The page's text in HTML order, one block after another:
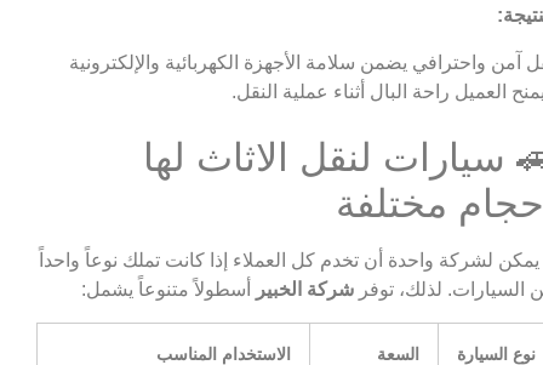
آمن واحترافي يضمن سلامة الأجهزة الكهربائية والإلكترونية
العميل راحة البال أثناء عملية النقل.
سيارات لنقل الاثاث لها
مختلفة
يمكن لشركة واحدة أن تخدم كل العملاء إذا كانت تملك نوعاً واحداً
السيارات. لذلك، توفر شركة الخبير أسطولاً متنوعاً يشمل:
نوع السيارة السعة الاستخدام المناسب